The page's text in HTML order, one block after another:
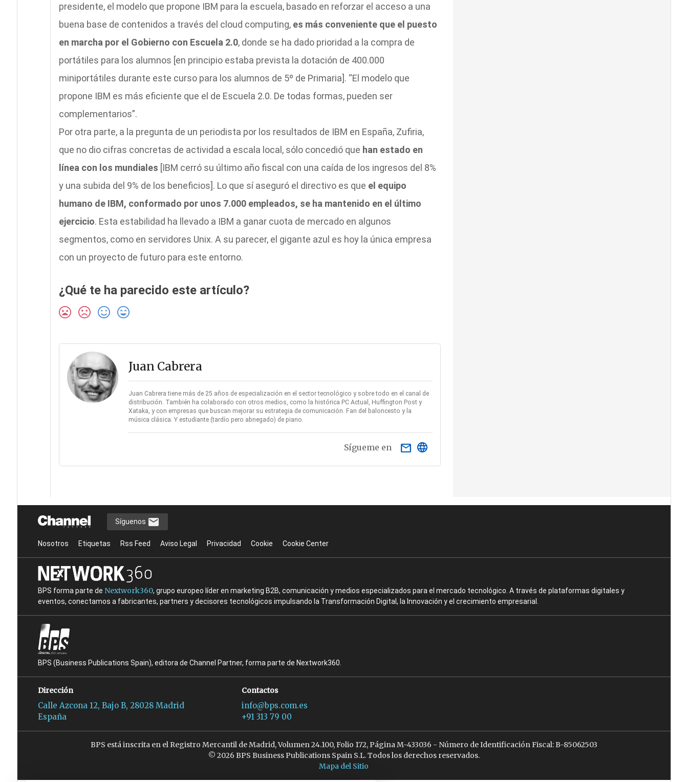
presidente, el modelo que propone IBM para la escuela, basado en reforzar el acceso a una
buena base de contenidos a través del cloud computing, es más conveniente que el puesto
en marcha por el Gobierno con Escuela 2.0, donde se ha dado prioridad a la compra de
portátiles para los alumnos [en principio estaba prevista la dotación de 400.000
miniportátiles durante este curso para los alumnos de 5º de Primaria]. “El modelo que
propone IBM es más eficiente que el de Escuela 2.0. De todas formas, pueden ser
complementarios”.
Por otra parte, a la pregunta de un periodista por los resultados de IBM en España, Zufiria,
que no dio cifras concretas de actividad a escala local, sólo concedió que han estado en
línea con los mundiales [IBM cerró su último año fiscal con una caída de los ingresos del 8%
y una subida del 9% de los beneficios]. Lo que sí aseguró el directivo es que el equipo
humano de IBM, conformado por unos 7.000 empleados, se ha mantenido en el último
ejercicio. Esta estabilidad ha llevado a IBM a ganar cuota de mercado en algunos
segmentos, como en servidores Unix. A su parecer, el gigante azul es hoy la única empresa
con un proyecto de futuro para este entorno.
¿Qué te ha parecido este artículo?
Juan Cabrera
Juan Cabrera tiene más de 25 años de especialización en el sector tecnológico y sobre todo en el canal de
distribución. También ha colaborado con otros medios, como la histórica PC Actual, Huffington Post y
Xataka, y con empresas que buscan mejorar su estrategia de comunicación. Fan del baloncesto y la
música clásica. Y estudiante (tardío pero abnegado) de piano.
email
Sígueme en
Síguenos
Nosotros Etiquetas Rss Feed Aviso Legal Privacidad Cookie Cookie Center
BPS forma parte de Nextwork360, grupo europeo líder en marketing B2B, comunicación y medios especializados para el mercado tecnológico. A través de plataformas digitales y
eventos, conectamos a fabricantes, partners y decisores tecnológicos impulsando la Transformación Digital, la Innovación y el crecimiento empresarial.
BPS (Business Publications Spain), editora de Channel Partner, forma parte de Nextwork360.
Dirección
Calle Azcona 12, Bajo B, 28028 Madrid
España
Contactos
info@bps.com.es
+91 313 79 00
BPS está inscrita en el Registro Mercantil de Madrid, Volumen 24.100, Folio 172, Página M-433036 - Número de Identificación Fiscal: B-85062503
© 2026 BPS Business Publications Spain S.L. Todos los derechos reservados.
Mapa del Sitio